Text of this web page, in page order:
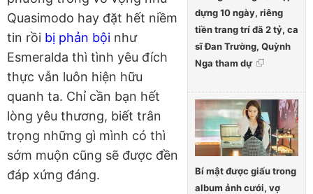
dựng 10 ngày, riêng
tiền trang trí đã 2 tỷ, ca
sĩ Đan Trường, Quỳnh
Nga tham dự
Bí mật được giấu trong
album ảnh cưới, vợ
Quasimodo hay đặt hết niềm
tin rồi bị phản bội như
Esmeralda thì tình yêu đích
thực vẫn luôn hiện hữu
quanh ta. Chỉ cần bạn hết
lòng yêu thương, biết trân
trọng những gì mình có thì
sớm muộn cũng sẽ được đền
đáp xứng đáng.